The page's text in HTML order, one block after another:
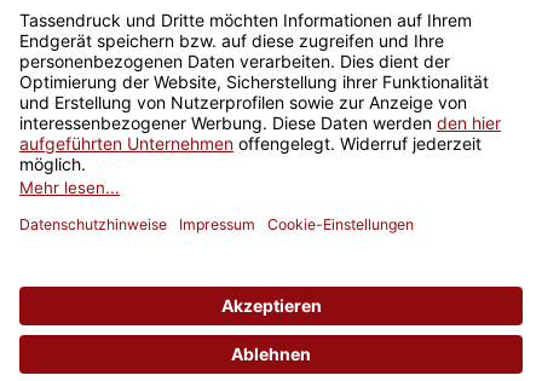
Newsletter